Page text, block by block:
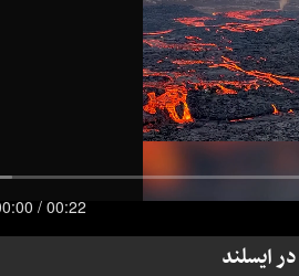
ایسلند